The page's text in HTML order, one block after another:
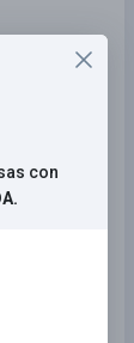
con